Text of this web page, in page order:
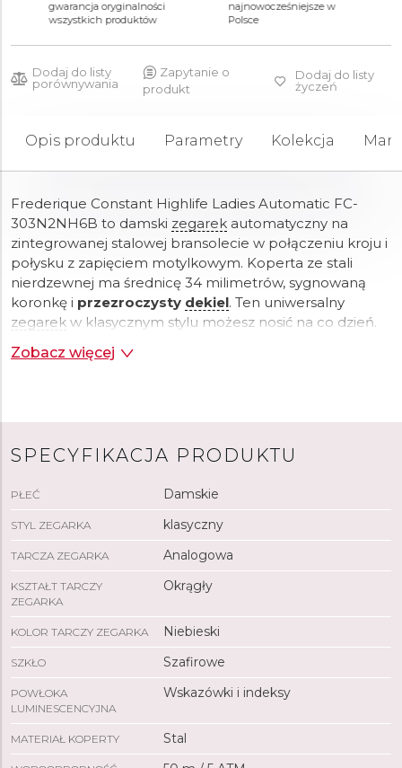
gwarancja oryginalności
wszystkich produktów
najnowocześniejsze w
Polsce
Dodaj do listy
porównywania
Zapytanie o
produkt
Dodaj do listy
życzeń
Opis produktu Parametry Kolekcja
Frederique Constant Highlife Ladies Automatic FC-
303N2NH6B to damski zegarek automatyczny na
zintegrowanej stalowej bransolecie w połączeniu kroju i
połysku z zapięciem motylkowym. Koperta ze stali
nierdzewnej ma średnicę 34 milimetrów, sygnowaną
koronkę i przezroczysty dekiel. Ten uniwersalny
zegarek w klasycznym stylu możesz nosić na co dzień.
efektem rozbłysku słońca jest chroniona wytrzymałym
luminescencyjnąSuper-LumiNova®, która gwarantuje
oświetlenia. Zegareknapędzany jest mechanizmem
wynoszącą około
38 godzin. Podstawą kalibru jest
SellitaSW200. Ten mechanizm z funkcją
można w razie potrzeby nakręcić ręcznie za pomocą
koronki.Zegarek
posiada funkcję datownika, a dzięki
wodoodporności
5 ATMjest odporny na zachlapania i
zachlapania i opady. W zestawie
pasek.
Zobacz więcej
SPECYFIKACJA PRODUKTU
PŁEĆ Damskie
STYL ZEGARKA klasyczny
TARCZA ZEGARKA Analogowa
KSZTAŁT TARCZY
ZEGARKA
Okrągły
KOLOR TARCZY ZEGARKA Niebieski
SZKŁO Szafirowe
POWŁOKA
LUMINESCENCYJNA
Wskazówki i indeksy
MATERIAŁ KOPERTY Stal